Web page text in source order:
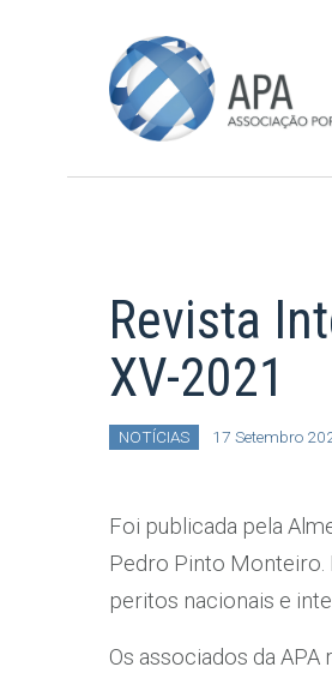
Revista
XV-2021
NOTÍCIAS 17 Setembro
Foi publicada pela
Pedro Pinto Monteiro.
peritos nacionais e
Os associados da